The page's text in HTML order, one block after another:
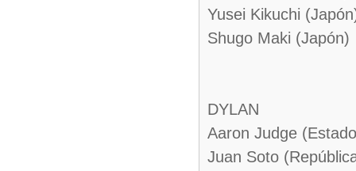
Yusei Kikuchi
Shugo Maki (Japón)
DYLAN
Aaron Judge
Juan Soto